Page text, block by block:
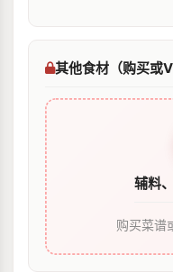
其他食材（购买或
辅料
购买菜谱